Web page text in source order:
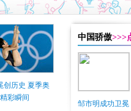
创历史 夏季奥
彩瞬间
中国骄傲>>>
邹市明成功卫冕